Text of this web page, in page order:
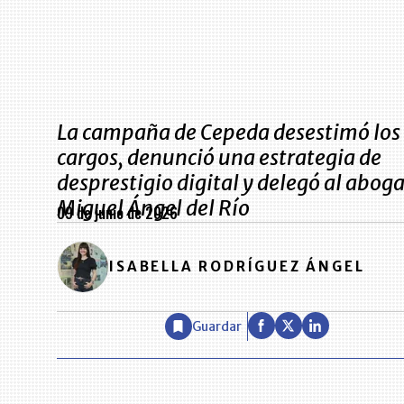
La campaña de Cepeda desestimó los
cargos, denunció una estrategia de
desprestigio digital y delegó al
Miguel Ángel del Río
09 de junio de 2026
ISABELLA RODRÍGUEZ ÁNGEL
Guardar